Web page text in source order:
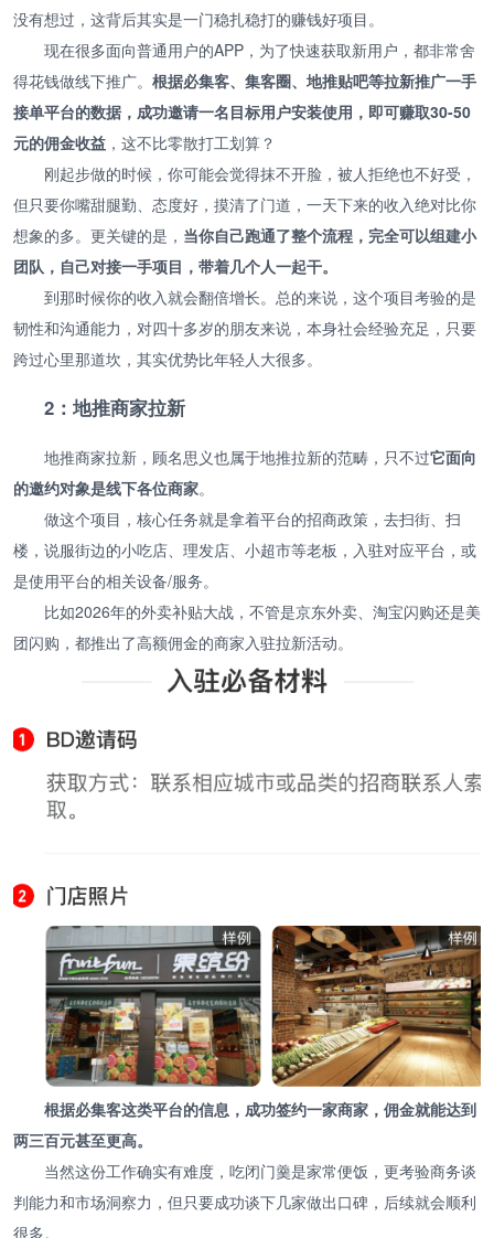
没有想过，这背后其实是一门稳扎稳打的赚钱好项目。
现在很多面向普通用户的APP，为了快速获取新用户，都非常舍
得花钱做线下推广。 根据必集客、集客圈、地推贴吧等拉新推广一手
接单平台的数据，成功邀请一名目标用户安装使用，即可赚取30-50
元的佣金收益 ，这不比零散打工划算？
刚起步做的时候，你可能会觉得抹不开脸，被人拒绝也不好受，
但只要你嘴甜腿勤、态度好，摸清了门道，一天下来的收入绝对比你
想象的多。更关键的是， 当你自己跑通了整个流程，完全可以组建小
团队，自己对接一手项目，带着几个人一起干。
到那时候你的收入就会翻倍增长。总的来说，这个项目考验的是
韧性和沟通能力，对四十多岁的朋友来说，本身社会经验充足，只要
跨过心里那道坎，其实优势比年轻人大很多。
2：地推商家拉新
地推商家拉新，顾名思义也属于地推拉新的范畴，只不过它面向
的邀约对象是线下各位商家。
做这个项目，核心任务就是拿着平台的招商政策，去扫街、扫
楼，说服街边的小吃店、理发店、小超市等老板，入驻对应平台，或
是使用平台的相关设备/服务。
比如2026年的外卖补贴大战，不管是京东外卖、淘宝闪购还是美
团闪购，都推出了高额佣金的商家入驻拉新活动。
根据必集客这类平台的信息，成功签约一家商家，佣金就能达到
两三百元甚至更高。
当然这份工作确实有难度，吃闭门羹是家常便饭，更考验商务谈
判能力和市场洞察力，但只要成功谈下几家做出口碑，后续就会顺利
很多。